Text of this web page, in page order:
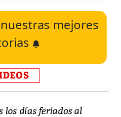
mejores
los días feriados al